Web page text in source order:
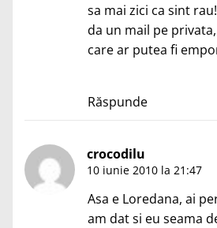
sa mai zici ca sint rau!
da un mail pe
care ar putea fi
Răspunde
crocodilu
10 iunie 2010 la 21:47
Asa e Loredana, ai
am dat si eu seama